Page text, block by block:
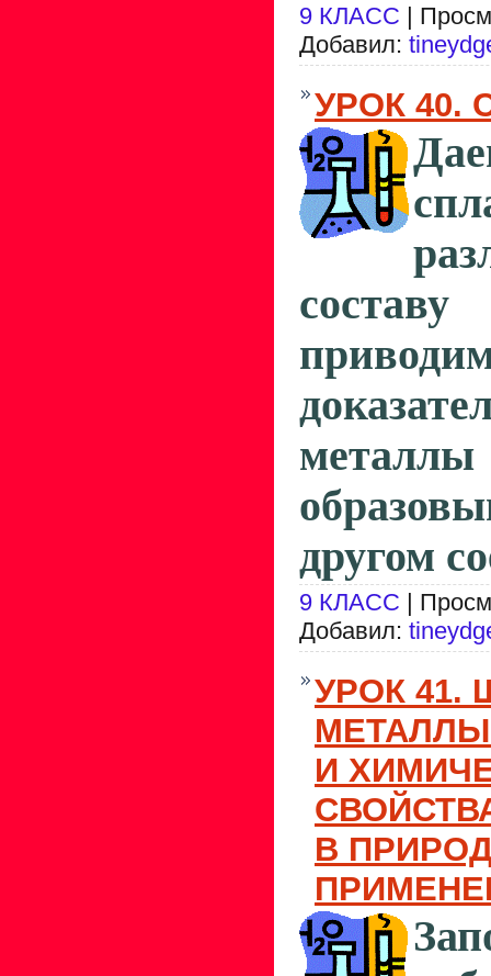
9 КЛАСС |
Добавил:
УРОК 40.
другом
9 КЛАСС |
Добавил:
УРОК
И
В